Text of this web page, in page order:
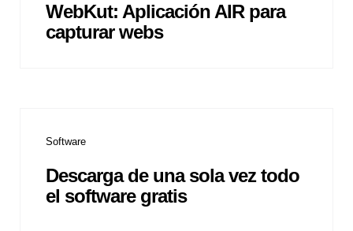
WebKut: Aplicación AIR para
capturar webs
Software
Descarga de una sola vez todo
el software gratis